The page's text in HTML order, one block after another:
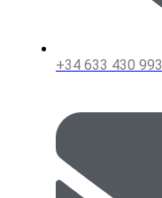
+34 633 430 993